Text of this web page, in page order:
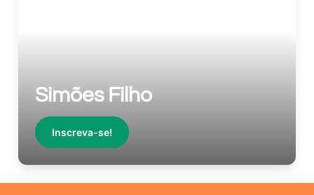
Simões Filho
Inscreva-se!